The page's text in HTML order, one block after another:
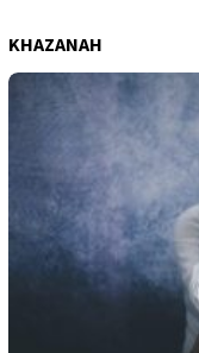
KHAZANAH